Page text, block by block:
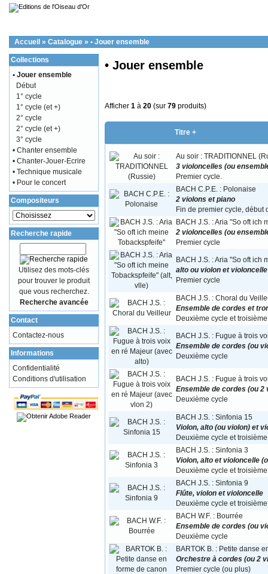
Accueil » Catalogue » • Jouer ensemble
• Jouer ensemble
Afficher 1 à 20 (sur 79 produits)
Titre +
Au soir : TRADITIONNEL
3 violoncelles (ou
Premier cycle.
BACH C.P.E. : Polonaise
2 violons et piano
Fin de premier cycle, début
BACH J.S. : Aria "So oft ich
2 violoncelles (ou
Premier cycle
BACH J.S. : Aria "So oft ich
alto ou violon et
Premier cycle
BACH J.S. : Choral du
Ensemble de cordes et
Deuxième cycle et troisième
BACH J.S. : Fugue à trois
Ensemble de cordes (ou
Deuxième cycle
BACH J.S. : Fugue à trois
Ensemble de cordes (ou 2
Deuxième cycle
BACH J.S. : Sinfonia 15
Violon, alto (ou violon) et
Deuxième cycle et troisième
BACH J.S. : Sinfonia 3
Violon, alto et violoncelle
Deuxième cycle et troisième
BACH J.S. : Sinfonia 9
Flûte, violon et violoncelle
Deuxième cycle et troisième
BACH W.F. : Bourrée
Ensemble de cordes (ou
Deuxième cycle
BARTOK B. : Petite danse
Orchestre à cordes (ou 2
Premier cycle (ou plus)
Collections
• Jouer ensemble
Début
1° cycle
1° cycle (et +)
2° cycle
2° cycle (et +)
3° cycle
• Chanter ensemble
• Chanter-Jouer-Ecrire
• Technique musicale
• Pour le concert
Compositeurs
Recherche rapide
Utilisez des mots-clés
pour trouver le produit
que vous recherchez.
Recherche avancée
Contact
Contactez-nous
Informations
Confidentialité
Conditions d'utilisation